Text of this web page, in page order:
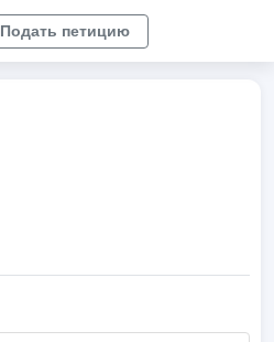
Подать петицию